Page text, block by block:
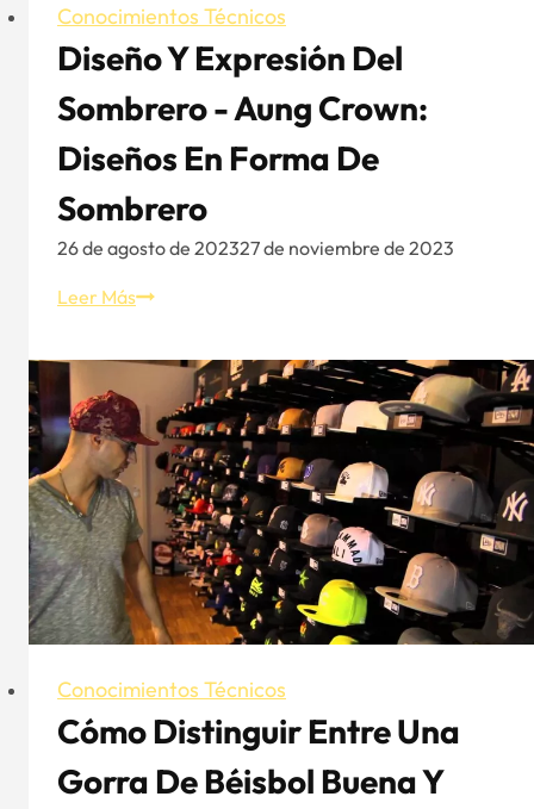
Conocimientos Técnicos
Diseño Y Expresión Del
Sombrero - Aung Crown:
Diseños En Forma De
Sombrero
26 de agosto de 202327 de noviembre de 2023
Leer MásDiseño
expresión
sombrero
-
Aung
Crown:
Diseños
en
forma
de
Conocimientos Técnicos
Cómo Distinguir Entre Una
Gorra De Béisbol Buena Y